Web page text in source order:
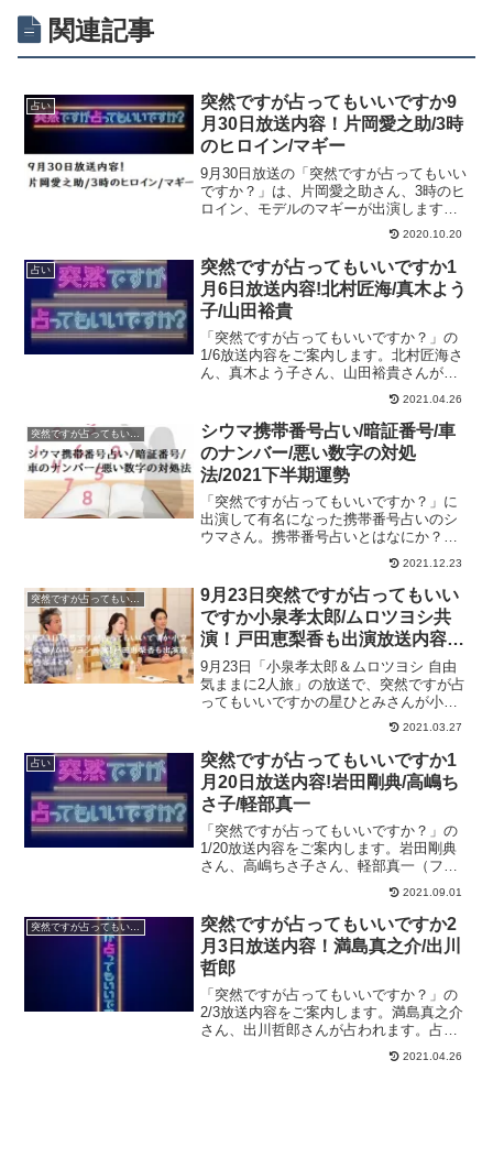
関連記事
占い
突然ですが占ってもいいですか9
月30日放送内容！片岡愛之助/3時
のヒロイン/マギー
9月30日放送の「突然ですが占ってもいい
ですか？」は、片岡愛之助さん、3時のヒ
ロイン、モデルのマギーが出演します！
放送内容を案内します。見逃し配信動画
2020.10.20
占い
突然ですが占ってもいいですか1
月6日放送内容!北村匠海/真木よう
子/山田裕貴
「突然ですが占ってもいいですか？」の
1/6放送内容をご案内します。北村匠海さ
ん、真木よう子さん、山田裕貴さんが占
われます！占い師は木下レオンさん、星
2021.04.26
突然ですが占ってもいいですか？
シウマ携帯番号占い/暗証番号/車
のナンバー/悪い数字の対処
法/2021下半期運勢
「突然ですが占ってもいいですか？」に
出演して有名になった携帯番号占いのシ
ウマさん。携帯番号占いとはなにか？悪
い運勢が出た時の対処法はどうしたらい
いのか？深層心理がわかる色占いやシウ
マさんのプロフィールもご案内！
2021.12.23
9月23日突然ですが占ってもいい
ですか小泉孝太郎/ムロツヨシ共
演！戸田恵梨香も出演放送内容ま
とめ
9月23日「小泉孝太郎＆ムロツヨシ 自由
気ままに2人旅」の放送で、突然ですが占
ってもいいですかの星ひとみさんが小泉
孝太郎・ムロツヨシ・戸田恵梨香さんを
占います！星さんに次々と言い当てられ
驚きの止まらない3人。その鑑定内容
は！？【なくなり次第...
2021.03.27
占い
突然ですが占ってもいいですか1
月20日放送内容!岩田剛典/高嶋ち
さ子/軽部真一
「突然ですが占ってもいいですか？」の
1/20放送内容をご案内します。岩田剛典
さん、高嶋ちさ子さん、軽部真一（フジ
テレビアナウンサー）さんが占われま
す！占い師は木下レオンさん、シウマさ
んです！とにかく運がよくなりたい！
突然ですが占ってもいい...
2021.09.01
突然ですが占ってもいいですか？
突然ですが占ってもいいですか2
月3日放送内容！満島真之介/出川
哲郎
「突然ですが占ってもいいですか？」の
2/3放送内容をご案内します。満島真之介
さん、出川哲郎さんが占われます。占い
師は星ひとみさんと木下レオンさんで
す！とにかく運がよくなりたい！ 突然
2021.04.26